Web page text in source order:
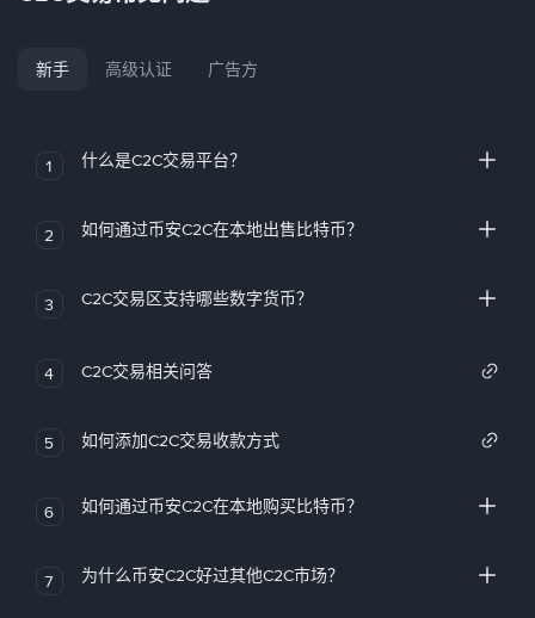
新手 高级认证 广告方
1 什么是C2C交易平台？
2 如何通过币安C2C在本地出售比特币？
3 C2C交易区支持哪些数字货币？
4 C2C交易相关问答
5 如何添加C2C交易收款方式
6 如何通过币安C2C在本地购买比特币？
7 为什么币安C2C好过其他C2C市场？